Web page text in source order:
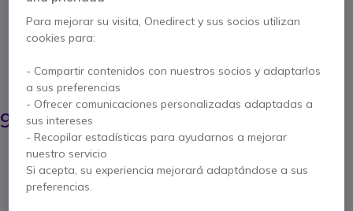
Ref. del producto: SALFDW1000 // Ref. fabricante: LFD-W1000
Soporte elegante y moderno para instalar
AHORRA 42,00 €
133,05 €
90,95 € s/Iva
Cantidad
AÑADIR AL CARRITO
Para mejorar su visita, Onedirect y sus socios utilizan
cookies para:
- Compartir contenidos con nuestros socios y adaptarlos
a sus preferencias
- Ofrecer comunicaciones personalizadas adaptadas a
sus intereses
- Recopilar estadísticas para ayudarnos a mejorar
nuestro servicio
Si acepta, su experiencia mejorará adaptándose a sus
preferencias.